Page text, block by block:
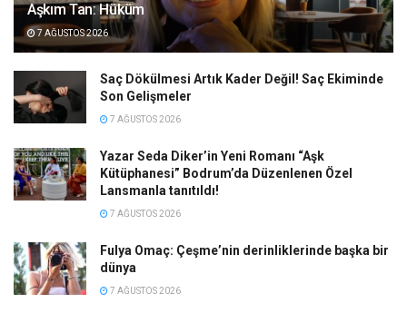
Aşkım Tan: Hüküm
7 AĞUSTOS 2026
Saç Dökülmesi Artık Kader Değil! Saç Ekiminde
Son Gelişmeler
7 AĞUSTOS 2026
Yazar Seda Diker’in Yeni Romanı “Aşk
Kütüphanesi” Bodrum’da Düzenlenen Özel
Lansmanla tanıtıldı!
7 AĞUSTOS 2026
Fulya Omaç: Çeşme’nin derinliklerinde başka bir
dünya
7 AĞUSTOS 2026